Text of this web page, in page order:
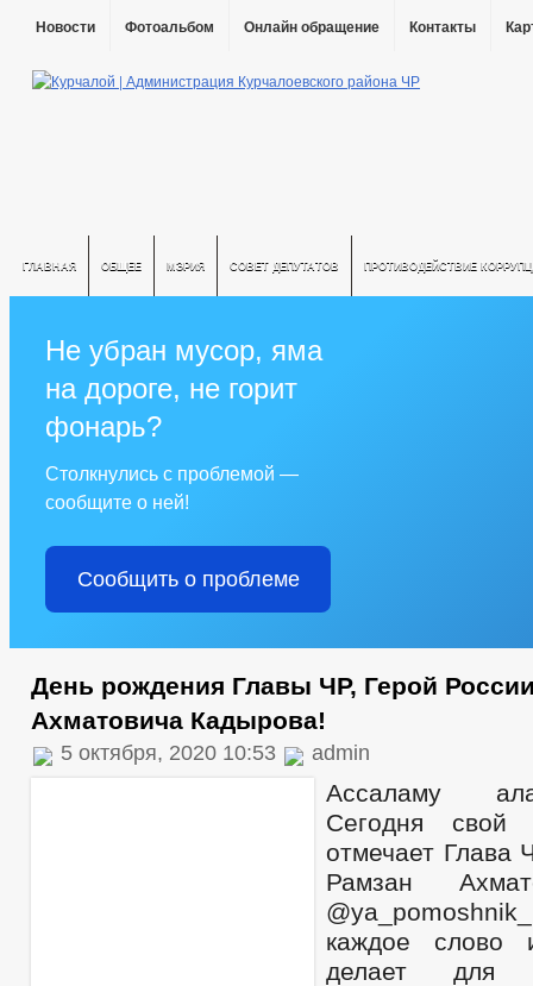
Новости Фотоальбом Онлайн обращение Контакты
ГЛАВНАЯ ОБЩЕЕ МЭРИЯ СОВЕТ ДЕПУТАТОВ ПРОТИВОДЕЙСТВИЕ
Не убран мусор, яма
на дороге, не горит
фонарь?
Столкнулись с проблемой —
сообщите о ней!
Сообщить о проблеме
День рождения Главы ЧР, Герой
Ахматовича Кадырова!
5 октября, 2020 10:53 admin
Ассаламу
Сегодня свой
отмечает Глава
Рамзан
каждое
делает для